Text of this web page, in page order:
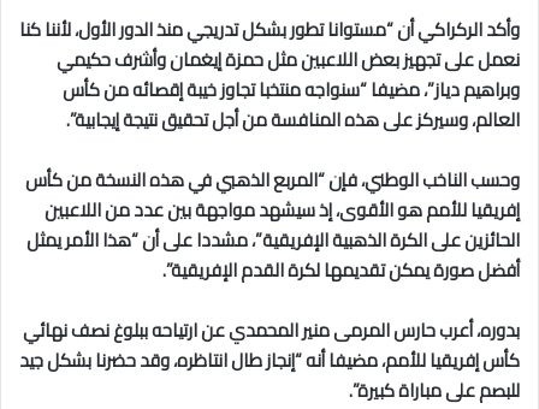
وأكد الركراكي أن “مستوانا تطور بشكل تدريجي منذ الدور الأول، لأننا كنا
نعمل على تجهيز بعض اللاعبين مثل حمزة إيغمان وأشرف حكيمي
وبراهيم دياز”، مضيفا “سنواجه منتخبا تجاوز خيبة إقصائه من كأس
العالم، وسيركز على هذه المنافسة من أجل تحقيق نتيجة إيجابية”.
وحسب الناخب الوطني، فإن “المربع الذهبي في هذه النسخة من كأس
إفريقيا للأمم هو الأقوى، إذ سيشهد مواجهة بين عدد من اللاعبين
الحائزين على الكرة الذهبية الإفريقية”، مشددا على أن “هذا الأمر يمثل
أفضل صورة يمكن تقديمها لكرة القدم الإفريقية”.
بدوره، أعرب حارس المرمى منير المحمدي عن ارتياحه ببلوغ نصف نهائي
كأس إفريقيا للأمم، مضيفا أنه “إنجاز طال انتاظره، وقد حضرنا بشكل جيد
للبصم على مباراة كبيرة”.